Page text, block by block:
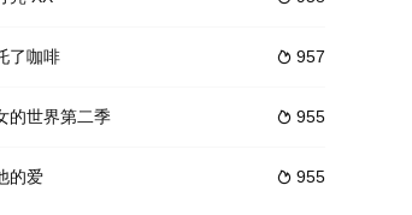
。
，一名警察，他必须保护十恶不赦的罪犯
德国小说，电视剧将对原著中的事件和角色进行符合韩
 957
了咖啡
 955
的世界第二季
 955
的爱